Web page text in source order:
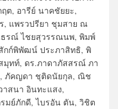
ต, อารีย์ นาคชัยยะ,
, แพรวปรียา ชุมสาย ณ
รณ์ ไชยสุวรรณนพ, พิมพ์
กก์พิพัฒน์ ประภาสิทธิ, พิ
มุทท์, ดร.ภาดาภัสสรณ์ ภา
ภัคญดา ชุติดนัยกุล, ณิช
สนา อินทะแสง,
มย์ภักดี, ไบรอัน ตัน, วิชิต